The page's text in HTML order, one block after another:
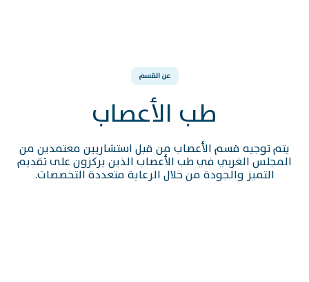
عن القسم
طب الأعصاب
يتم توجيه قسم الأعصاب من قبل استشاريين معتمدين من
المجلس الغربي في طب الأعصاب الذين يركزون على تقديم
التميز والجودة من خلال الرعاية متعددة التخصصات.